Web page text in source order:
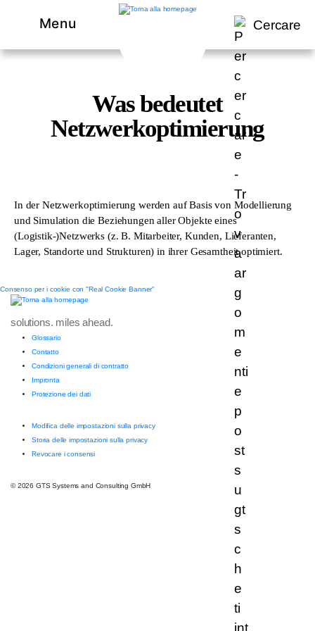
Menu Cercare
Was bedeutet
Netzwerkoptimierung
In der Netzwerkoptimierung werden auf Basis von Modellierung
und Simulation die Beziehungen aller Objekte eines
(Logistik-)Netzwerks (z. B. Mitarbeiter, Kunden, Lieferanten,
Lager, Standorte und Strukturen) in ihrer Gesamtheit optimiert.
Consenso per i cookie con "Real Cookie Banner"
solutions. miles ahead.
Glossario
Contatto
Condizioni generali di contratto
Impronta
Protezione dei dati
Modifica delle impostazioni sulla privacy
Storia delle impostazioni sulla privacy
Revocare i consensi
© 2026 GTS Systems and Consulting GmbH